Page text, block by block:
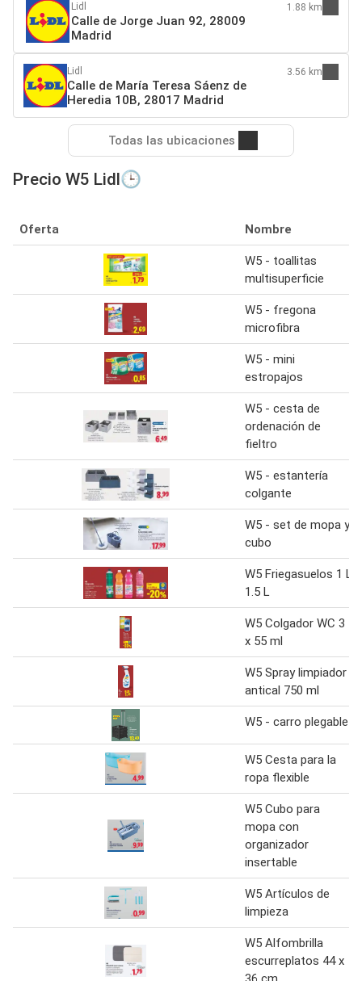
Lidl
Calle de Jorge Juan 92, 28009
Madrid
1.88 km
Lidl
Calle de María Teresa Sáenz de
Heredia 10B, 28017 Madrid
3.56 km
Todas las ubicaciones
Precio W5 Lidl🕒
Oferta Nombre
W5 - toallitas
multisuperficie
W5 - fregona
microfibra
W5 - mini
estropajos
W5 - cesta de
ordenación de
fieltro
W5 - estantería
colgante
W5 - set de mopa y
cubo
W5 Friegasuelos 1 L
1.5 L
W5 Colgador WC 3
x 55 ml
W5 Spray limpiador
antical 750 ml
W5 - carro plegable
W5 Cesta para la
ropa flexible
W5 Cubo para
mopa con
organizador
insertable
W5 Artículos de
limpieza
W5 Alfombrilla
escurreplatos 44 x